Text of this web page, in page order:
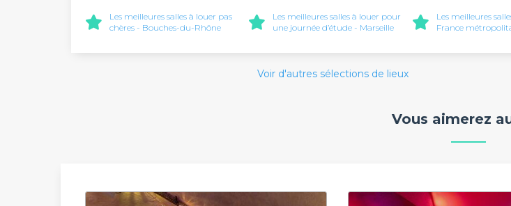
Les meilleures salles à louer pas
chères - Bouches-du-Rhône
Les meilleures salles à louer pour
une journée d’étude - Marseille
Les meilleures
France
Voir d'autres sélections de lieux
Vous aimerez